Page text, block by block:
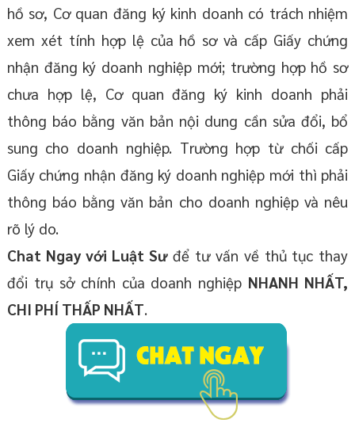
hồ sơ, Cơ quan đăng ký kinh doanh có trách nhiệm
xem xét tính hợp lệ của hồ sơ và cấp Giấy chứng
nhận đăng ký doanh nghiệp mới; trường hợp hồ sơ
chưa hợp lệ, Cơ quan đăng ký kinh doanh phải
thông báo bằng văn bản nội dung cần sửa đổi, bổ
sung cho doanh nghiệp. Trường hợp từ chối cấp
Giấy chứng nhận đăng ký doanh nghiệp mới thì phải
thông báo bằng văn bản cho doanh nghiệp và nêu
rõ lý do.
Chat Ngay với Luật Sưđể tư vấn về thủ tục thay
đổi trụ sở chính của doanh nghiệp NHANH NHẤT,
CHI PHÍ THẤP NHẤT.